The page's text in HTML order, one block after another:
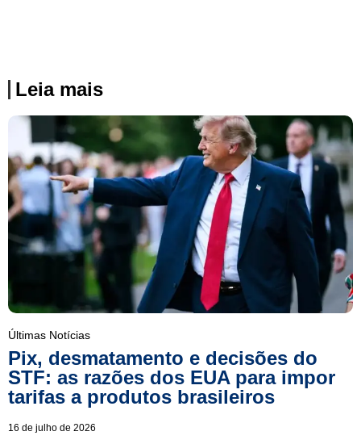
Leia mais
Últimas Notícias
Pix, desmatamento e decisões do
STF: as razões dos EUA para impor
tarifas a produtos brasileiros
16 de julho de 2026